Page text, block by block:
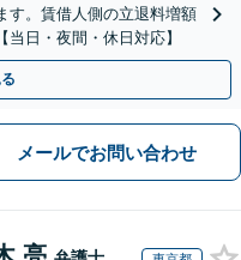
す。賃借人側の立退料増額
日・夜間・休日対応】
メールでお問い合わせ